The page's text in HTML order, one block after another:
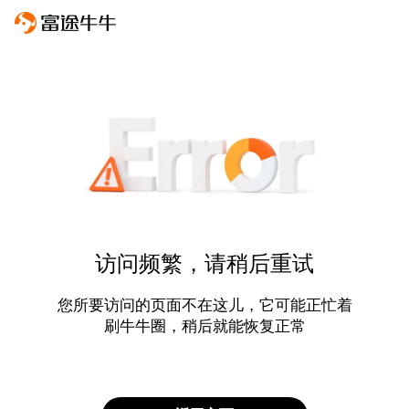
访问频繁，请稍后重试
您所要访问的页面不在这儿，它可能正忙着
刷牛牛圈，稍后就能恢复正常